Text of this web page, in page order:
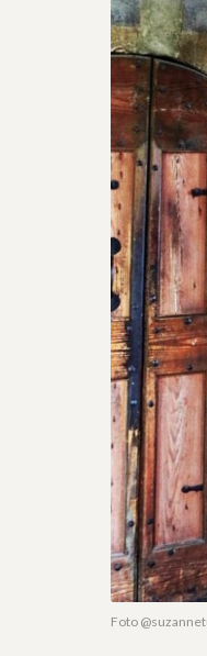
Foto